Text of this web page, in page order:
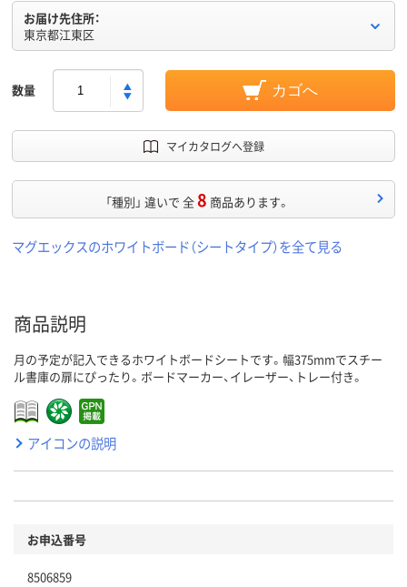
お届け先住所：
東京都江東区
数量 カゴへ
マイカタログへ登録
「種別」 違いで 全8 商品あります。
マグエックスのホワイトボード（シートタイプ）を全て見る
商品説明
月の予定が記入できるホワイトボードシートです。幅375mmでスチー
ル書庫の扉にぴったり。ボードマーカー、イレーザー、トレー付き。
アイコンの説明
お申込番号
8506859